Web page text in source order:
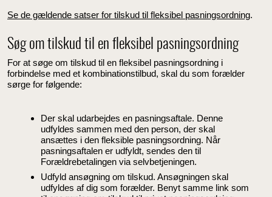
Se de gældende satser for tilskud til fleksibel pasningsordning.
Søg om tilskud til en fleksibel pasningsordning
For at søge om tilskud til en fleksibel pasningsordning i
forbindelse med et kombinationstilbud, skal du som forælder
sørge for følgende:
Der skal udarbejdes en pasningsaftale. Denne
udfyldes sammen med den person, der skal
ansættes i den fleksible pasningsordning. Når
pasningsaftalen er udfyldt, sendes den til
Forældrebetalingen via selvbetjeningen.
Udfyld ansøgning om tilskud. Ansøgningen skal
udfyldes af dig som forælder. Benyt samme link som